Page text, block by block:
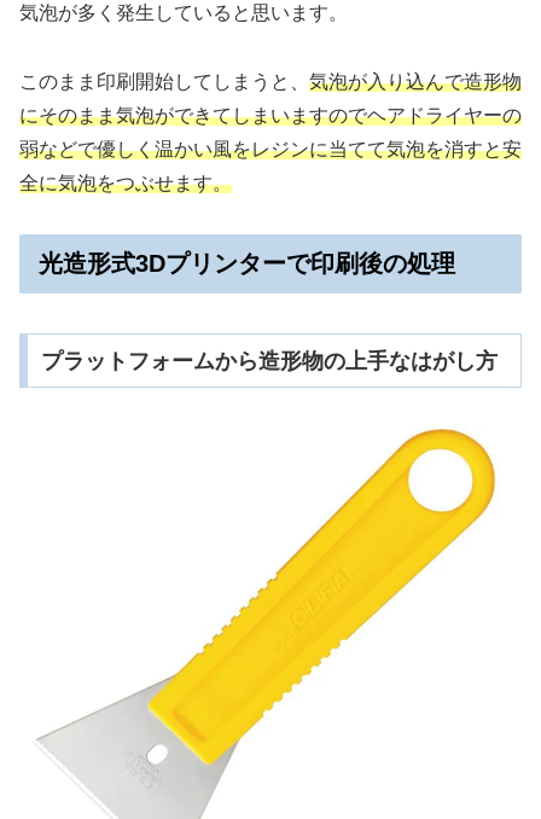
気泡が多く発生していると思います。
このまま印刷開始してしまうと、 気泡が入り込んで造形物
にそのまま気泡ができてしまいますのでヘアドライヤーの
弱などで優しく温かい風をレジンに当てて気泡を消すと安
全に気泡をつぶせます。
光造形式3Dプリンターで印刷後の処理
プラットフォームから造形物の上手なはがし方